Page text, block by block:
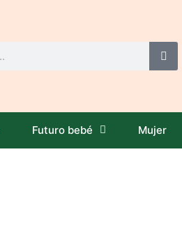
Futuro bebé Mujer